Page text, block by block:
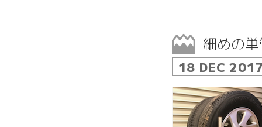
細めの
18 DEC